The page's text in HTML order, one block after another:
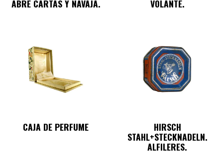
ABRE CARTAS Y NAVAJA. VOLANTE.
CAJA DE PERFUME HIRSCH
STAHL+STECKNADELN.
ALFILERES.